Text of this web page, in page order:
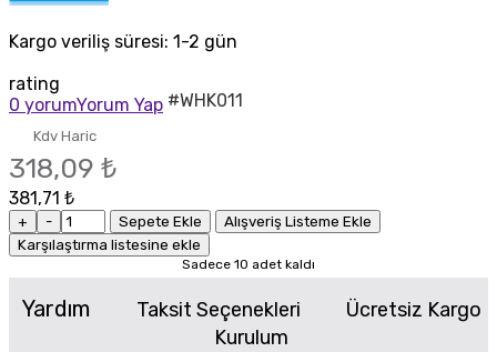
Kargo veriliş süresi: 1-2 gün
rating
0 yorumYorum Yap #WHK011
Kdv Haric
318,09 ₺
381,71 ₺
+ - Sepete Ekle
Alışveriş Listeme Ekle
Karşılaştırma listesine ekle
Sadece 10 adet kaldı
Yardım Taksit Seçenekleri
Ücretsiz Kargo
Kurulum